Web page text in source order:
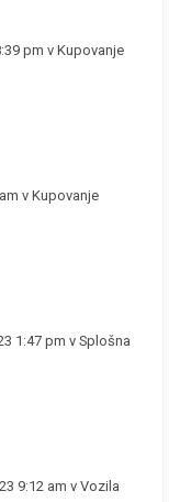
pm vKupovanje
v Kupovanje
1:47 pm v Splošna
9:12 am v Vozila